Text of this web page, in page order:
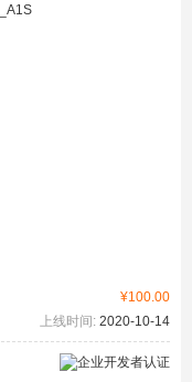
¥100.00
上线时间: 2020-10-14